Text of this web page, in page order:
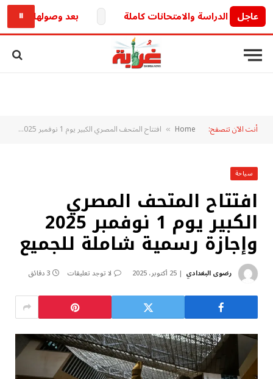
عاجل بعد وصولها للبرلمان..
⏸
أنت الآن تتصفح: Home
» افتتاح المتحف المصري الكبير يوم 1 نوفمبر 2025 وإجازة رسمية شاملة للجميع
سياحة
افتتاح المتحف المصري
الكبير يوم 1 نوفمبر 2025
وإجازة رسمية شاملة للجميع
رضوى البغدادي 25 أكتوبر، 2025 لا توجد تعليقات 3 دقائق